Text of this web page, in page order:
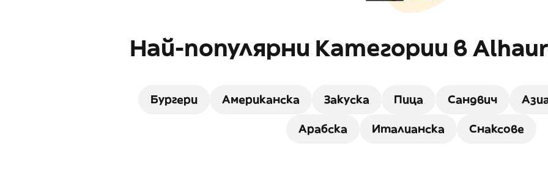
Най-популярни Категории в
Бургери Американска Закуска Пица Сандвич
Арабска Италианска Снаксове